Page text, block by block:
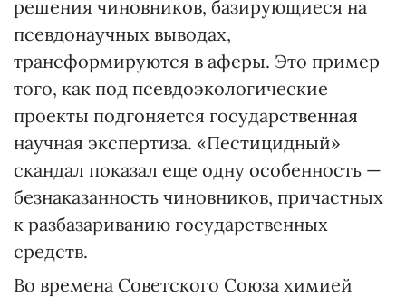
решения чиновников, базирующиеся на
псевдонаучных выводах,
трансформируются в аферы. Это пример
того, как под псевдоэкологические
проекты подгоняется государственная
научная экспертиза. «Пестицидный»
скандал показал еще одну особенность —
безнаказанность чиновников, причастных
к разбазариванию государственных
средств.
Во времена Советского Союза химией